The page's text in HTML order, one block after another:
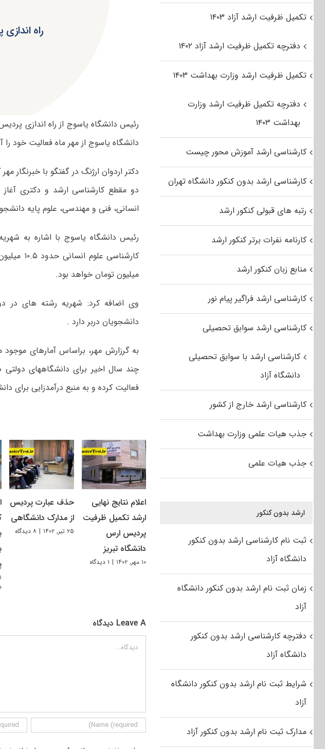
راه
رئیس دانشگاه یاسوج از راه اندازی
دانشگاه یاسوج از مهر ماه فعالیت خود را
دکتر اردوان ارژنگ در گفتگو با خبرنگار
انسانی، فنی و مهندسی، علوم پایه
رئیس دانشگاه یاسوج با اشاره به
میلیون تومان خواهد بود.
دانشجویان دربر دارد .
چند سال اخیر برای دانشگاههای
فعالیت کرده و به منبع درآمدزایی برای
اعلام نتایج نهایی
ارشد تکمیل ظرفیت
پردیس ارس
دانشگاه تبریز
۱۰ مهر, ۱۴۰۲ | ۱ دیدگاه
حذف عبارت پردیس
از مدارک دانشگاهی
۲۵ تیر, ۱۴۰۲ | ۸ دیدگاه
۳۱
Leave A دیدگاه
دیدگاه
تکمیل ظرفیت ارشد آزاد ۱۴۰۳
دفترچه تکمیل ظرفیت ارشد آزاد ۱۴۰۲
تکمیل ظرفیت ارشد وزارت بهداشت ۱۴۰۳
دفترچه تکمیل ظرفیت ارشد وزارت
بهداشت ۱۴۰۳
کارشناسی ارشد آموزش محور چیست
کارشناسی ارشد بدون کنکور دانشگاه تهران
رتبه های قبولی کنکور ارشد
کارنامه نفرات برتر کنکور ارشد
منابع زبان کنکور ارشد
کارشناسی ارشد فراگیر پیام نور
کارشناسی ارشد سوابق تحصیلی
کارشناسی ارشد با سوابق تحصیلی
دانشگاه آزاد
کارشناسی ارشد خارج از کشور
جذب هیات علمی وزارت بهداشت
جذب هیات علمی
ارشد بدون کنکور
ثبت نام کارشناسی ارشد بدون کنکور
دانشگاه آزاد
زمان ثبت نام ارشد بدون کنکور دانشگاه
آزاد
دفترچه کارشناسی ارشد بدون کنکور
دانشگاه آزاد
شرایط ثبت نام ارشد بدون کنکور دانشگاه
آزاد
مدارک ثبت نام ارشد بدون کنکور آزاد